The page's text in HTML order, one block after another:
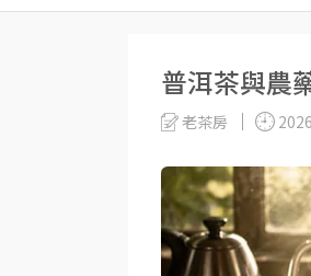
普洱茶與農
老茶房